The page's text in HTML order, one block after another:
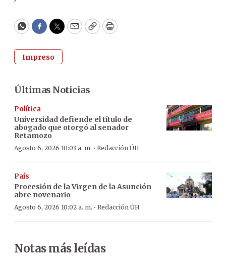
WhatsApp
Facebook
Twitter
EmailCopyPrint
Impreso
Últimas Noticias
Política
Universidad defiende el título de
abogado que otorgó al senador
Retamozo
Agosto 6, 2026 10:03 a. m. · Redacción ÚH
País
Procesión de la Virgen de la Asunción
abre novenario
Agosto 6, 2026 10:02 a. m. · Redacción ÚH
Notas más leídas